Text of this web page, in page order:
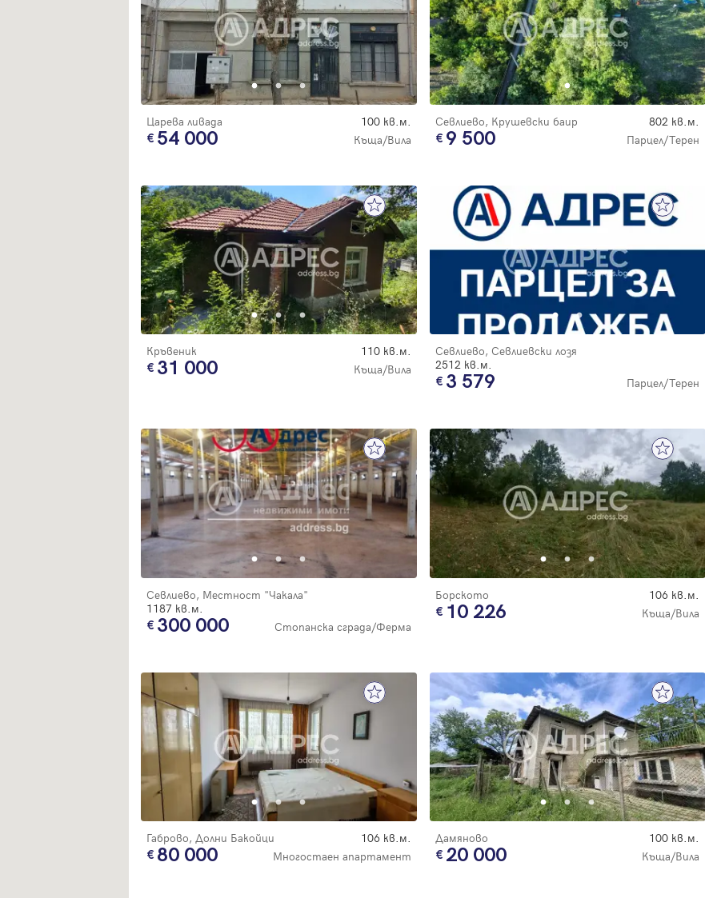
Царева ливада 100 кв.м.
54 000 Къща/Вила
Севлиево, Крушевски баир 802 кв.м.
9 500 Парцел/Терен
Кръвеник 110 кв.м.
31 000 Къща/Вила
Севлиево, Севлиевски лозя
2512 кв.м.
3 579 Парцел/Терен
Севлиево, Местност "Чакала"
1187 кв.м.
300 000 Стопанска сграда/Ферма
Борското 106 кв.м.
10 226 Къща/Вила
Габрово, Долни Бакойци 106 кв.м.
80 000 Многостаен апартамент
Дамяново 100 кв.м.
20 000 Къща/Вила
Забравена парола
Регистрация